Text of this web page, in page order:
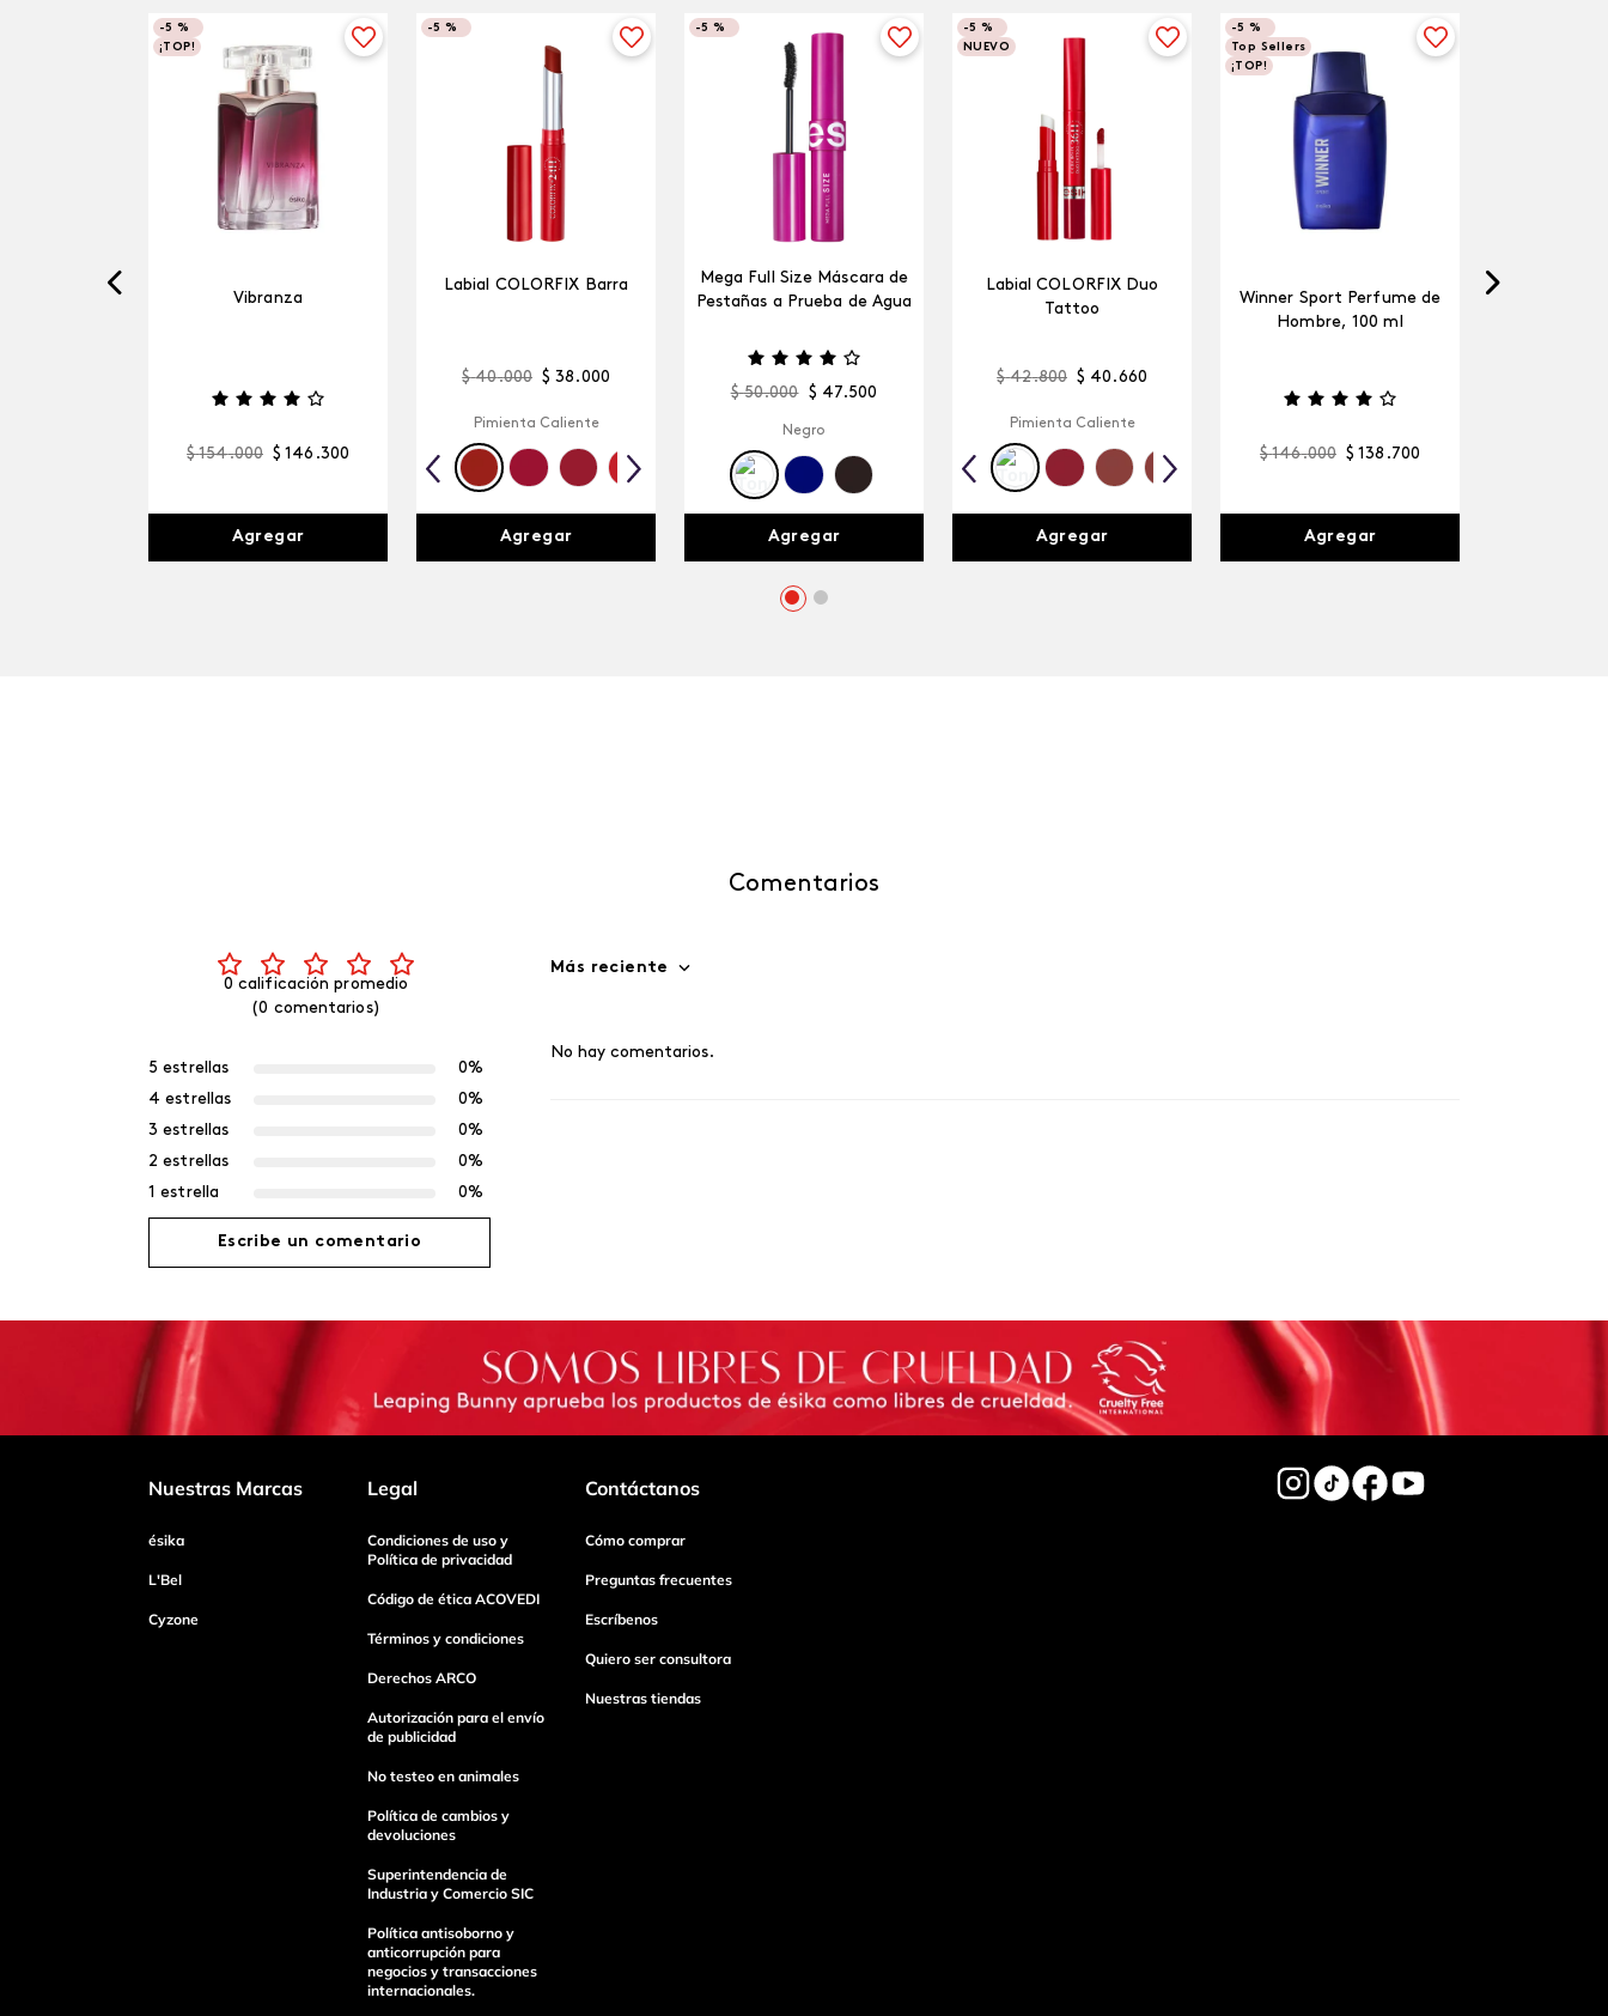
-5 %
¡TOP!
Vibranza
$ 154.000 $ 146 .300
Agregar
-5 %
Labial COLORFIX Barra
$ 40.000 $ 38 .000
Pimienta Caliente
Agregar
-5 %
Mega Full Size Máscara de
Pestañas a Prueba de Agua
$ 50.000 $ 47.500
Negro
Agregar
-5 %
NUEVO
Labial COLORFIX Duo
Tattoo
$ 42.800 $ 40 .660
Pimienta Caliente
Agregar
-5 %
Top Sellers
¡TOP!
Winner Sport Perfume de
Hombre, 100 ml
$ 146.000 $ 138 .700
Agregar
Comentarios
0 calificación promedio
(0 comentarios)
5 estrellas
0%
4 estrellas
0%
3 estrellas
0%
2 estrellas
0%
1 estrella
0%
Escribe un comentario
Agregar comentario
Título
Tu nombre
Enviar Comentario
Más reciente
No hay comentarios.
Nuestras Marcas
ésika
L'Bel
Cyzone
Legal
Condiciones de uso y
Política de privacidad
Código de ética ACOVEDI
Términos y condiciones
Derechos ARCO
Autorización para el envío
de publicidad
No testeo en animales
Política de cambios y
devoluciones
Superintendencia de
Industria y Comercio SIC
Política antisoborno y
anticorrupción para
negocios y transacciones
internacionales.
Contáctanos
Cómo comprar
Preguntas frecuentes
Escríbenos
Quiero ser consultora
Nuestras tiendas